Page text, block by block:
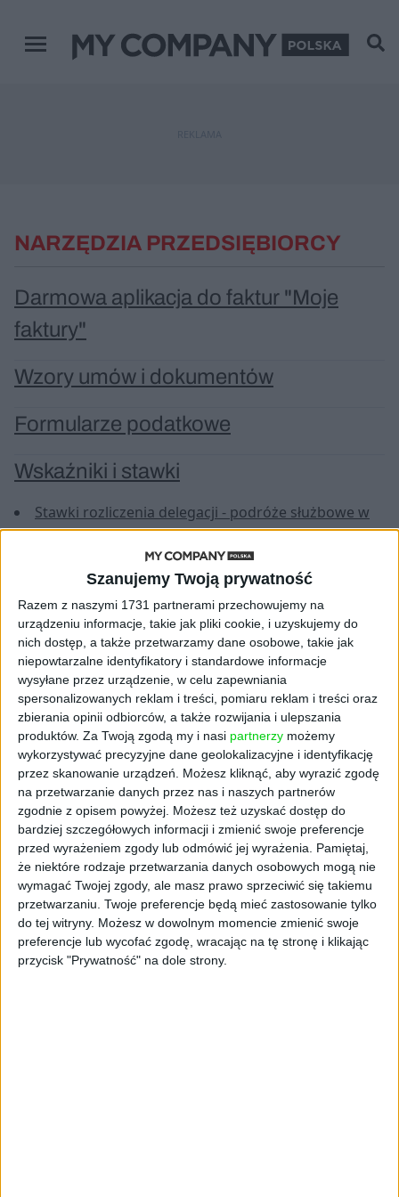
Szanujemy Twoją prywatność
Razem z naszymi 1731 partnerami przechowujemy na
urządzeniu informacje, takie jak pliki cookie, i uzyskujemy do
nich dostęp, a także przetwarzamy dane osobowe, takie jak
niepowtarzalne identyfikatory i standardowe informacje
wysyłane przez urządzenie, w celu zapewniania
spersonalizowanych reklam i treści, pomiaru reklam i treści oraz
zbierania opinii odbiorców, a także rozwijania i ulepszania
produktów. Za Twoją zgodą my i nasi partnerzy możemy
wykorzystywać precyzyjne dane geolokalizacyjne i identyfikację
przez skanowanie urządzeń. Możesz kliknąć, aby wyrazić zgodę
na przetwarzanie danych przez nas i naszych partnerów
zgodnie z opisem powyżej. Możesz też uzyskać dostęp do
bardziej szczegółowych informacji i zmienić swoje preferencje
przed wyrażeniem zgody lub odmówić jej wyrażenia.
Pamiętaj,
że niektóre rodzaje przetwarzania danych osobowych mogą nie
wymagać Twojej zgody, ale masz prawo sprzeciwić się takiemu
przetwarzaniu. Twoje preferencje będą mieć zastosowanie tylko
do tej witryny. Możesz w dowolnym momencie zmienić swoje
preferencje lub wycofać zgodę, wracając na tę stronę i klikając
przycisk "Prywatność" na dole strony.
Menu główne
NARZĘDZIA PRZEDSIĘBIORCY
Darmowa aplikacja do faktur "Moje
faktury"
Wzory umów i dokumentów
Formularze podatkowe
Wskaźniki i stawki
Stawki rozliczenia delegacji - podróże służbowe w
kraju
Delegacje zagraniczne - diety i limity na nocleg w
Ryczałty samochodowe
Składki ZUS
Minimalne wynagrodzenie za pracę
Wysokość przeciętnego wynagrodzenia
Stopa odsetek ustawowych
Skala podatku dochodowego
Stawki WIBID/WIBOR
Stawki EURIBOR
Stawki LIBOR
Podstawowe stopy procentowe NBP